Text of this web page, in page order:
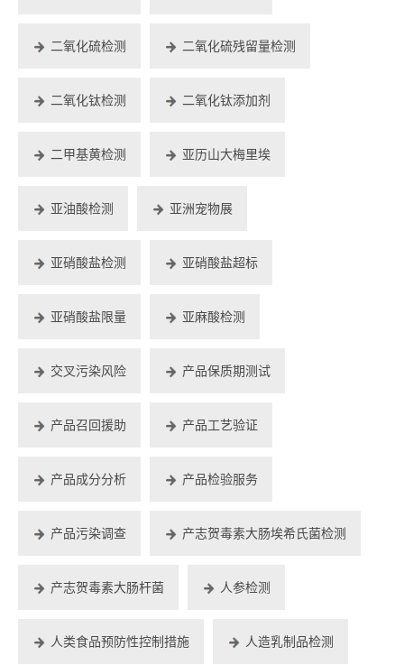
二氧化硫检测 二氧化硫残留量检测
二氧化钛检测 二氧化钛添加剂
二甲基黄检测 亚历山大梅里埃
亚油酸检测 亚洲宠物展
亚硝酸盐检测 亚硝酸盐超标
亚硝酸盐限量 亚麻酸检测
交叉污染风险 产品保质期测试
产品召回援助 产品工艺验证
产品成分分析 产品检验服务
产品污染调查 产志贺毒素大肠埃希氏菌检测
产志贺毒素大肠杆菌 人参检测
人类食品预防性控制措施 人造乳制品检测